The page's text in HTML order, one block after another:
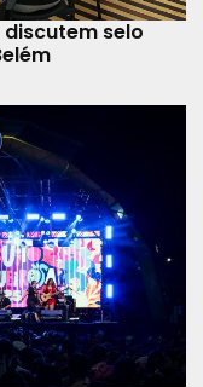
selo